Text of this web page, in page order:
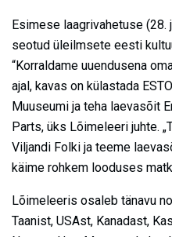
Esimese laagrivahetuse (28.
seotud üleilmsete eesti
“Korraldame uuendusena
ajal, kavas on külastada
Muuseumi ja teha laevasõit
Parts, üks Lõimeleeri juhte.
Viljandi Folki ja teeme
käime rohkem looduses
Lõimeleeris osaleb tänavu
Taanist, USAst, Kanadast,